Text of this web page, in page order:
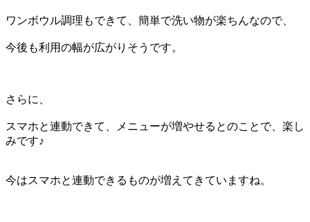
ワンボウル調理もできて、簡単で洗い物が楽ちんなので、
今後も利用の幅が広がりそうです。
さらに、
スマホと連動できて、メニューが増やせるとのことで、楽し
みです♪
今はスマホと連動できるものが増えてきていますね。